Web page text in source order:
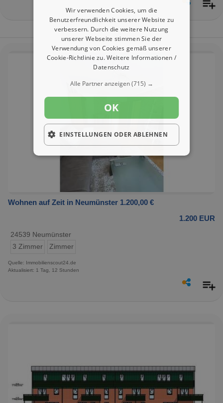
Wohnen auf Zeit in Neumünster 1.200,00 €
1.200 EUR
24539 Neumünster
3 Zimmer
Zimmer
Quelle: Immobilienscout24.de
Aktualisiert: 1 Tag, 12 Stunden
Wir verwenden Cookies, um die
Benutzerfreundlichkeit unserer Website zu
verbessern. Durch die weitere Nutzung
unserer Webseite stimmen Sie der
Verwendung von Cookies gemäß unserer
Cookie-Richtlinie zu.Weitere Informationen /
Datenschutz
Alle Partner anzeigen(715) →
OK
EINSTELLUNGEN ODER ABLEHNEN